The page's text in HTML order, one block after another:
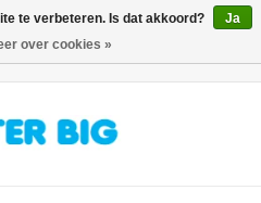
te verbeteren. Is dat akkoord?
Ja
over cookies »